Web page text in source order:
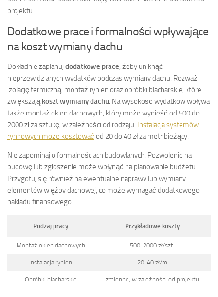
projektu.
Dodatkowe prace i formalności wpływające
na koszt wymiany dachu
Dokładnie zaplanuj dodatkowe prace, żeby uniknąć
nieprzewidzianych wydatków podczas wymiany dachu. Rozważ
izolację termiczną, montaż rynien oraz obróbki blacharskie, które
zwiększająkoszt wymiany dachu. Na wysokość wydatków wpływa
także montaż okien dachowych, który może wynieść od 500 do
2000 zł za sztukę, w zależności od rodzaju. Instalacja systemów
rynnowych może kosztować od 20 do 40 zł za metr bieżący.
Nie zapominaj o formalnościach budowlanych. Pozwolenie na
budowę lub zgłoszenie może wpłynąć na planowanie budżetu.
Przygotuj się również na ewentualne naprawy lub wymiany
elementów więźby dachowej, co może wymagać dodatkowego
nakładu finansowego.
Rodzaj pracy Przykładowe koszty
Montaż okien dachowych 500-2000 zł/szt.
Instalacja rynien 20-40 zł/m
Obróbki blacharskie zmienne, w zależności od projektu